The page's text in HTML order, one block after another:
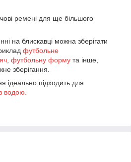
ремені для ще більшого
на блискавці можна зберігати
футбольне
, футбольну форму та інше,
зберігання.
ідеально підходить для
водою.